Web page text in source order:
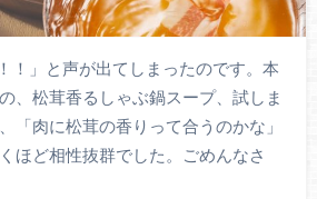
！」と声が出てしまったのです。本
、松茸香るしゃぶ鍋スープ、試しま
「肉に松茸の香りって合うのかな」
ほど相性抜群でした。ごめんなさ